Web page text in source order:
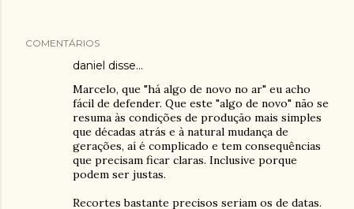
COMENTÁRIOS
daniel disse…
Marcelo, que "há algo de novo no ar" eu acho
fácil de defender. Que este "algo de novo" não se
resuma às condições de produção mais simples
que décadas atrás e à natural mudança de
gerações, aí é complicado e tem consequências
que precisam ficar claras. Inclusive porque
podem ser justas.
Recortes bastante precisos seriam os de datas.